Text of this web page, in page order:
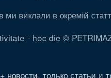
ми виклали в окремій
- hoc die ©
новости, только статьи и